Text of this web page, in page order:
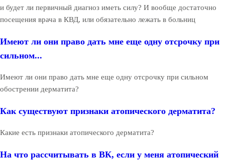
и будет ли первичный диагноз иметь силу? И вообще достаточно
посещения врача в КВД, или обязательно лежать в больниц
Имеют ли они право дать мне еще одну отсрочку при
сильном...
Имеют ли они право дать мне еще одну отсрочку при сильном
обострении дерматита?
Как существуют признаки атопического дерматита?
Какие есть признаки атопического дерматита?
На что рассчитывать в ВК, если у меня атопический